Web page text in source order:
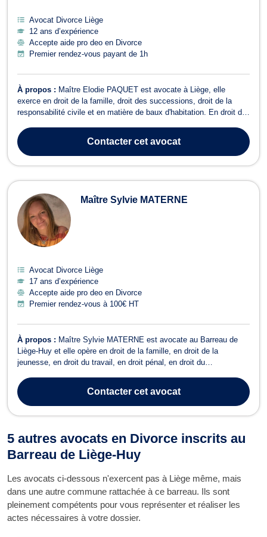
Avocat Divorce Liège
12 ans d’expérience
Accepte aide pro deo en Divorce
Premier rendez-vous payant de 1h
À propos : Maître Elodie PAQUET est avocate à Liège, elle
exerce en droit de la famille, droit des successions, droit de la
responsabilité civile et en matière de baux d'habitation. En droit de
contentieux, pension alimentaire cohabitation légale, filiation, droit
de garde...
Contactercet avocat
Maître Sylvie MATERNE
Avocat Divorce Liège
17 ans d’expérience
Accepte aide pro deo en Divorce
Premier rendez-vous à 100€ HT
À propos : Maître Sylvie MATERNE est avocate au Barreau de
Liège-Huy et elle opère en droit de la famille, en droit de la
jeunesse, en droit du travail, en droit pénal, en droit du
en droit des sociétés, et en droit du crédit et de la consommation.
Maître Sylvie MATERNE ...
Contactercet avocat
5 autres avocats en Divorce inscrits au
Barreau de Liège-Huy
Les avocats ci-dessous n'exercent pas à Liège même, mais
dans une autre commune rattachée à ce barreau. Ils sont
pleinement compétents pour vous représenter et réaliser les
actes nécessaires à votre dossier.